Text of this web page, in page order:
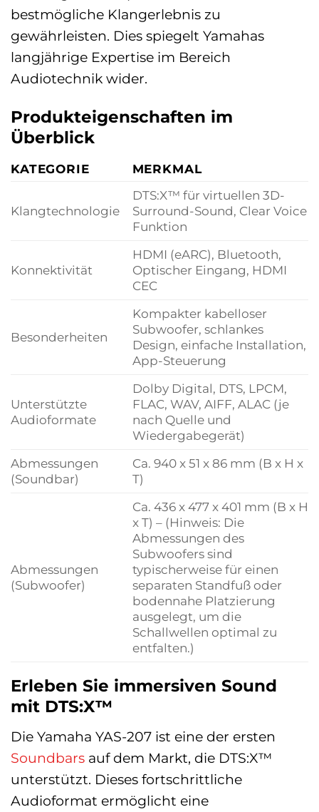
bestmögliche Klangerlebnis zu
gewährleisten. Dies spiegelt Yamahas
langjährige Expertise im Bereich
Audiotechnik wider.
Produkteigenschaften im
Überblick
KATEGORIE MERKMAL
Klangtechnologie
DTS:X™ für virtuellen 3D-
Surround-Sound, Clear Voice
Funktion
Konnektivität
HDMI (eARC), Bluetooth,
Optischer Eingang, HDMI
CEC
Besonderheiten
Kompakter kabelloser
Subwoofer, schlankes
Design, einfache Installation,
App-Steuerung
Unterstützte
Audioformate
Dolby Digital, DTS, LPCM,
FLAC, WAV, AIFF, ALAC (je
nach Quelle und
Wiedergabegerät)
Abmessungen
(Soundbar)
Ca. 940 x 51 x 86 mm (B x H x
T)
Abmessungen
(Subwoofer)
Ca. 436 x 477 x 401 mm (B x H
x T) – (Hinweis: Die
Abmessungen des
Subwoofers sind
typischerweise für einen
separaten Standfuß oder
bodennahe Platzierung
ausgelegt, um die
Schallwellen optimal zu
entfalten.)
Erleben Sie immersiven Sound
mit DTS:X™
Die Yamaha YAS-207 ist eine der ersten
Soundbars auf dem Markt, die DTS:X™
unterstützt. Dieses fortschrittliche
Audioformat ermöglicht eine